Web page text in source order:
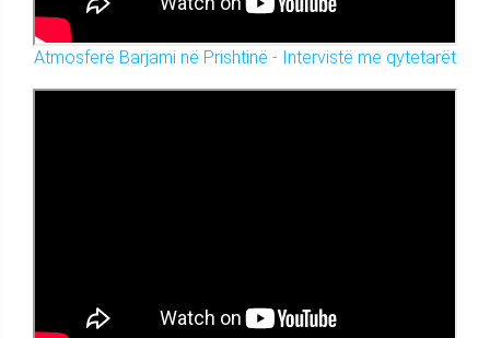
Atmosferë Barjami në Prishtinë - Intervistë me qytetarët